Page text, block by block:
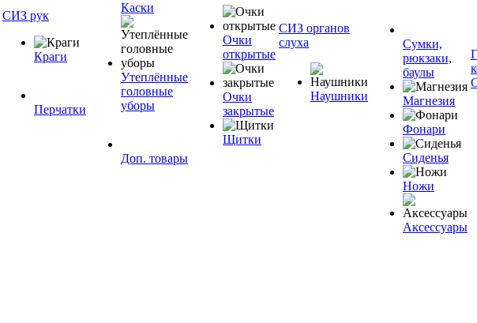
СИЗ рук
Краги
Перчатки
Каски
Утеплённые
головные
уборы
Доп. товары
Очки
открытые
Очки
закрытые
Щитки
СИЗ органов
слуха
Наушники
Сумки,
рюкзаки,
баулы
Магнезия
Фонари
Сиденья
Ножи
Аксессуары